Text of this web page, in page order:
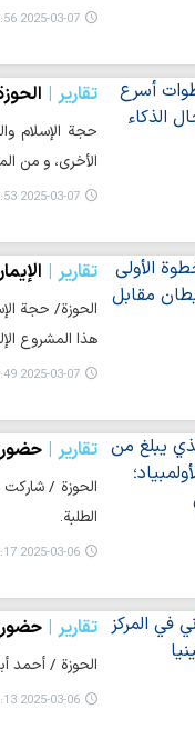
2025-03-07 13:56
تقارير
حجة الإسلام
الأخرى، و من
2025-03-07 13:53
تقارير
الحوزة/ حجة
هذا المشروع
2025-03-07 13:49
تقارير حضور
الحوزة / شاركت
الطلبة.
2025-03-06 11:17
تقارير حضور
الحوزة / أحمد
2025-03-06 11:13